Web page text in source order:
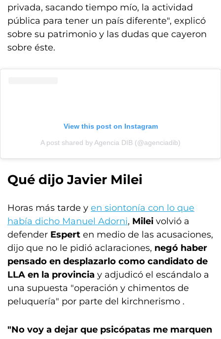
privada, sacando tiempo mío, la actividad
pública para tener un país diferente", explicó
sobre su patrimonio y las dudas que cayeron
sobre éste.
View this post on Instagram
A post shared by Agencia DIB (@agenciadib)
Qué dijo Javier Milei
Horas más tarde y en siontonía con lo que
había dicho Manuel Adorni, Milei volvió a
defender Espert en medio de las acusaciones,
dijo que no le pidió aclaraciones, negó haber
pensado en desplazarlo como candidato de
LLA en la provincia y adjudicó el escándalo a
una supuesta "operación y chimentos de
peluquería" por parte del kirchnerismo .
"No voy a dejar que psicópatas me marquen